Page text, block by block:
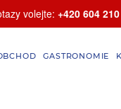
volejte: +420 604
GASTRONOMIE